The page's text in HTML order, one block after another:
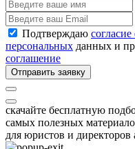
Подтверждаю
персональных данных и
соглашение
Отправить заявку
скачайте бесплатную
самых полезных
для юристов и директоров